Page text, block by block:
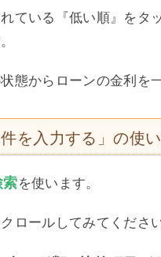
ている『低い順』をタ
態からローンの金利を
件を入力する」の使
索を使います。
ロールしてみてください